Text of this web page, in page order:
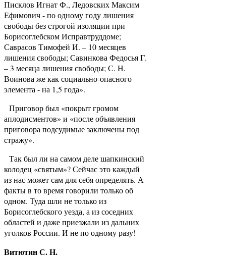
Писклов Игнат Ф., Ледовских Максим
Ефимович - по одному году лишения
свободы без строгой изоляции при
Борисоглебском Исправтруддоме;
Саврасов Тимофей И. – 10 месяцев
лишения свободы; Савинкова Федосья Г.
– 3 месяца лишения свободы; С. Н.
Воинова же как социально-опасного
элемента - на 1,5 года».
Приговор был «покрыт громом
аплодисментов» и «после объявления
приговора подсудимые заключены под
стражу».
Так был ли на самом деле шапкинский
колодец «святым»? Сейчас это каждый
из нас может сам для себя определять. А
факты в то время говорили только об
одном. Туда шли не только из
Борисоглебского уезда, а из соседних
областей и даже приезжали из дальних
уголков России. И не по одному разу!
Витютин С. Н.